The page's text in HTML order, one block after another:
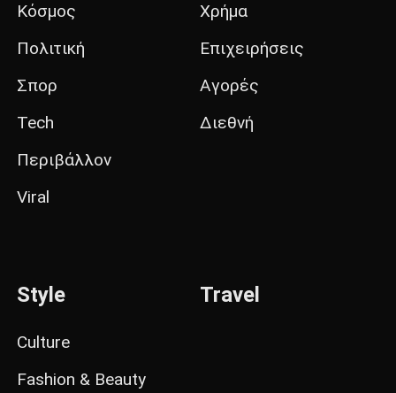
Κόσμος
Πολιτική
Σπορ
Tech
Περιβάλλον
Viral
Χρήμα
Επιχειρήσεις
Αγορές
Διεθνή
Style
Culture
Fashion & Beauty
Travel